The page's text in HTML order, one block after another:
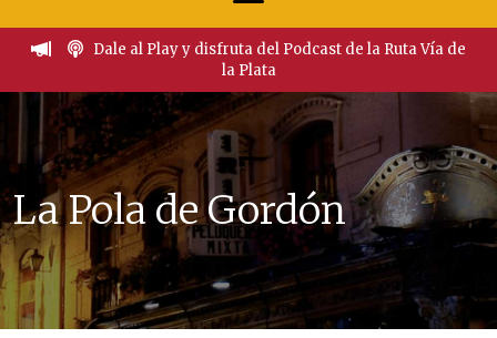
Dale al Play y disfruta del Podcast de la Ruta Vía de
la Plata
La Pola de Gordón